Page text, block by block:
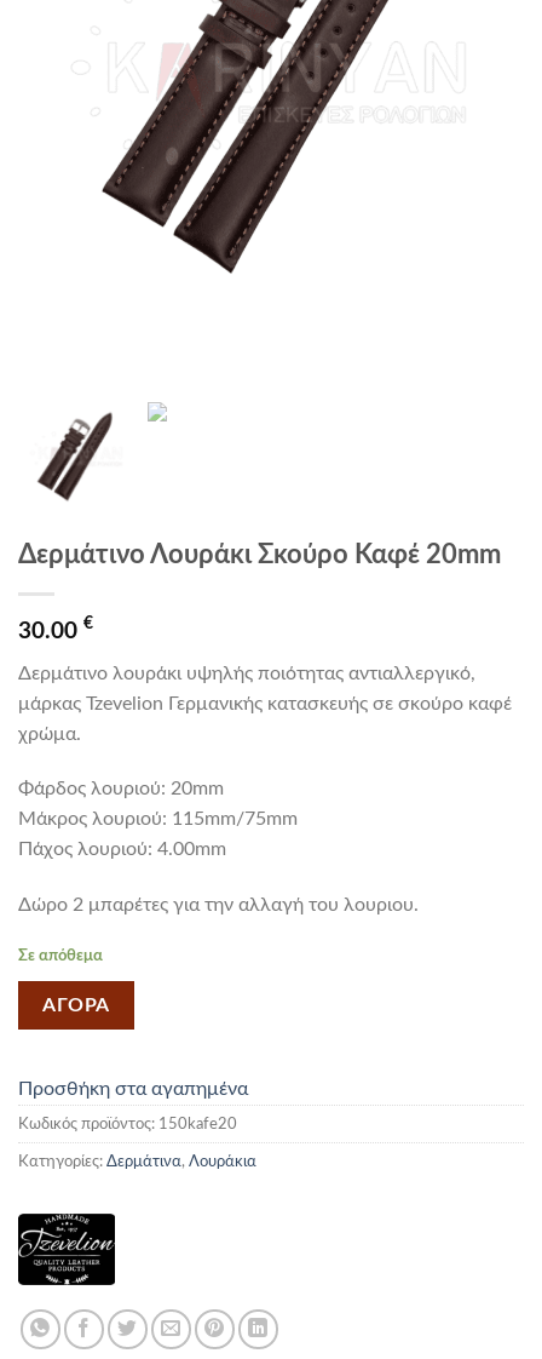
Δερμάτινο Λουράκι Σκούρο Καφέ 20mm
30.00 €
Δερμάτινο λουράκι υψηλής ποιότητας αντιαλλεργικό,
μάρκας Tzevelion Γερμανικής κατασκευής σε σκούρο καφέ
χρώμα.
Φάρδος λουριού: 20mm
Mάκρος λουριού: 115mm/75mm
Πάχος λουριού: 4.00mm
Δώρο 2 μπαρέτες για την αλλαγή του λουριου.
Σε απόθεμα
ΑΓΟΡΑ
Προσθήκη στα αγαπημένα
Κωδικός προϊόντος: 150kafe20
Κατηγορίες: Δερμάτινα, Λουράκια